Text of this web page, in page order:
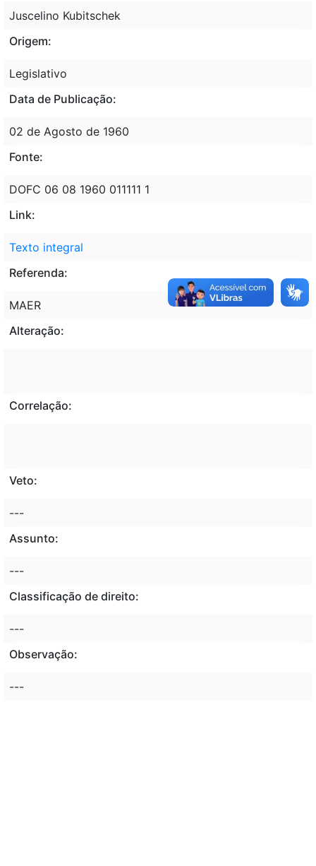
Juscelino Kubitschek
Origem:
Legislativo
Data de Publicação:
02 de Agosto de 1960
Fonte:
DOFC 06 08 1960 011111 1
Link:
Texto integral
Referenda:
MAER
Alteração:
Correlação:
Veto:
---
Assunto:
---
Classificação de direito:
---
Observação:
---